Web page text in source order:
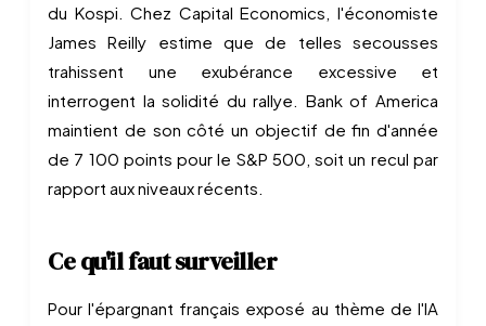
du Kospi. Chez Capital Economics, l'économiste
James Reilly estime que de telles secousses
trahissent une exubérance excessive et
interrogent la solidité du rallye. Bank of America
maintient de son côté un objectif de fin d'année
de 7 100 points pour le S&P 500, soit un recul par
rapport aux niveaux récents.
Ce qu'il faut surveiller
Pour l'épargnant français exposé au thème de l'IA